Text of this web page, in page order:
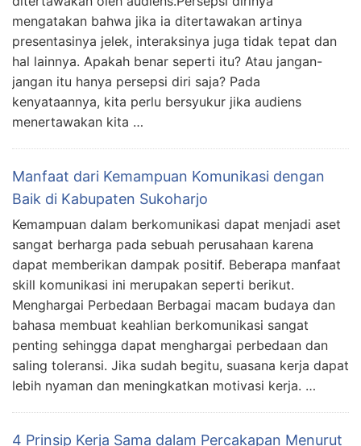
mengatakan bahwa jika ia ditertawakan artinya
presentasinya jelek, interaksinya juga tidak tepat dan
hal lainnya. Apakah benar seperti itu? Atau jangan-
jangan itu hanya persepsi diri saja? Pada
kenyataannya, kita perlu bersyukur jika audiens
menertawakan kita …
Manfaat dari Kemampuan Komunikasi dengan
Baik di Kabupaten Sukoharjo
Kemampuan dalam berkomunikasi dapat menjadi aset
sangat berharga pada sebuah perusahaan karena
dapat memberikan dampak positif. Beberapa manfaat
skill komunikasi ini merupakan seperti berikut.
Menghargai Perbedaan Berbagai macam budaya dan
bahasa membuat keahlian berkomunikasi sangat
penting sehingga dapat menghargai perbedaan dan
saling toleransi. Jika sudah begitu, suasana kerja dapat
lebih nyaman dan meningkatkan motivasi kerja. …
4 Prinsip Kerja Sama dalam Percakapan Menurut